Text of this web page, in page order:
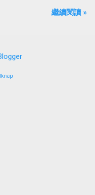
）；這五位正妹透過網
繼續閱讀 »